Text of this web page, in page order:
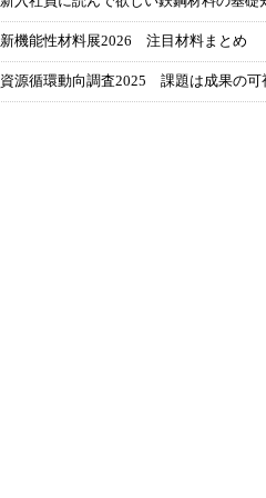
新機能性材料展2026 注目材料まとめ
資源循環動向調査2025 課題は成果の可